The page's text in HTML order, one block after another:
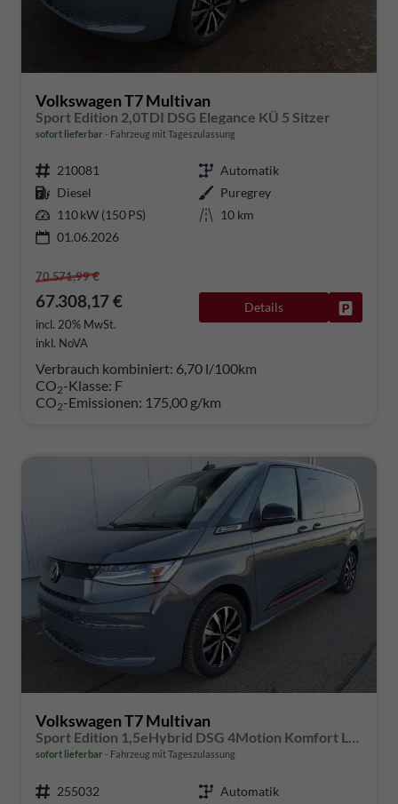
Volkswagen T7 Multivan
Sport Edition 2,0TDI DSG Elegance KÜ 5 Sitzer
sofort lieferbar Fahrzeug mit Tageszulassung
210081
Automatik
Diesel
Puregrey
110 kW (150 PS)
10 km
01.06.2026
70.571,99 €
67.308,17 €
incl. 20% MwSt.
inkl. NoVA
Details
Verbrauch kombiniert: 6,70 l/100km
CO2-Klasse: F
CO2-Emissionen: 175,00 g/km
Volkswagen T7 Multivan
Sport Edition 1,5eHybrid DSG 4Motion Komfort LÜ 7 Sitzer
sofort lieferbar Fahrzeug mit Tageszulassung
255032
Automatik